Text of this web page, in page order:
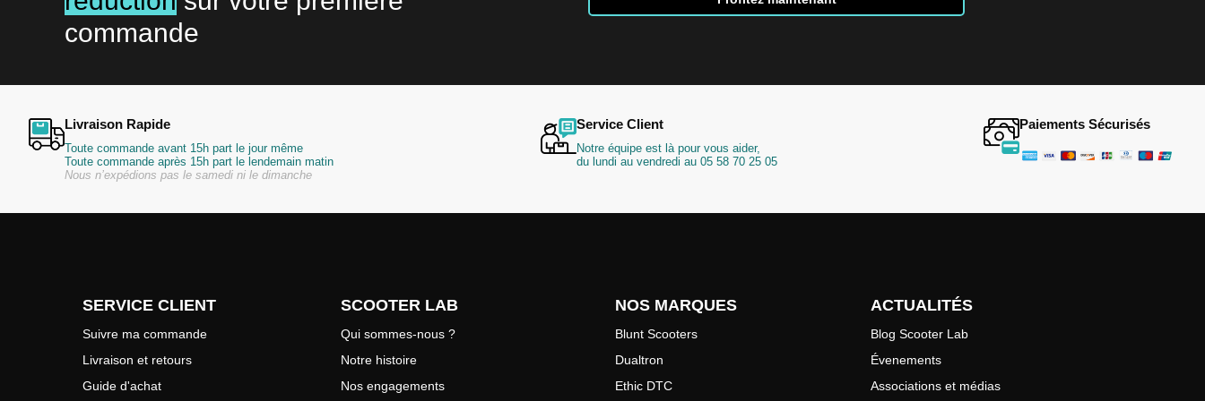
commande
Livraison Rapide
Toute commande avant 15h part le jour même
Toute commande après 15h part le lendemain matin
Nous n’expédions pas le samedi ni le dimanche
Service Client
Notre équipe est là pour vous aider,
du lundi au vendredi au 05 58 70 25 05
Paiements Sécurisés
SERVICE CLIENT
Suivre ma commande
Livraison et retours
Guide d'achat
SCOOTER LAB
Qui sommes-nous ?
Notre histoire
Nos engagements
NOS MARQUES
Blunt Scooters
Dualtron
Ethic DTC
ACTUALITÉS
Blog Scooter Lab
Évenements
Associations et médias